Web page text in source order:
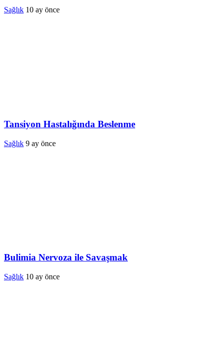
Sağlık 10 ay önce
Tansiyon Hastalığında Beslenme
Sağlık 9 ay önce
Bulimia Nervoza ile Savaşmak
Sağlık 10 ay önce